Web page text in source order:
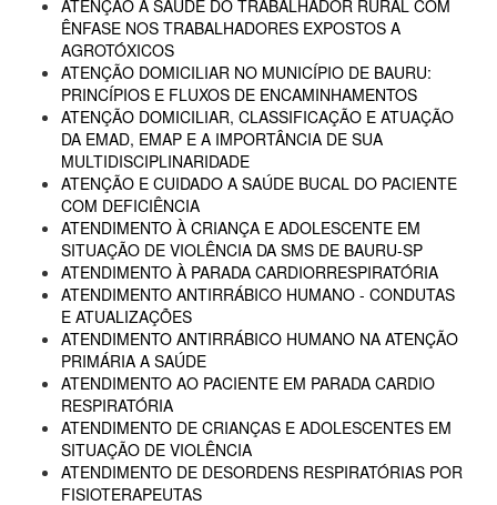
ATENÇÃO À SAÚDE DO TRABALHADOR RURAL COM
ÊNFASE NOS TRABALHADORES EXPOSTOS A
AGROTÓXICOS
ATENÇÃO DOMICILIAR NO MUNICÍPIO DE BAURU:
PRINCÍPIOS E FLUXOS DE ENCAMINHAMENTOS
ATENÇÃO DOMICILIAR, CLASSIFICAÇÃO E ATUAÇÃO
DA EMAD, EMAP E A IMPORTÂNCIA DE SUA
MULTIDISCIPLINARIDADE
ATENÇÃO E CUIDADO A SAÚDE BUCAL DO PACIENTE
COM DEFICIÊNCIA
ATENDIMENTO À CRIANÇA E ADOLESCENTE EM
SITUAÇÃO DE VIOLÊNCIA DA SMS DE BAURU-SP
ATENDIMENTO À PARADA CARDIORRESPIRATÓRIA
ATENDIMENTO ANTIRRÁBICO HUMANO - CONDUTAS
E ATUALIZAÇÕES
ATENDIMENTO ANTIRRÁBICO HUMANO NA ATENÇÃO
PRIMÁRIA A SAÚDE
ATENDIMENTO AO PACIENTE EM PARADA CARDIO
RESPIRATÓRIA
ATENDIMENTO DE CRIANÇAS E ADOLESCENTES EM
SITUAÇÃO DE VIOLÊNCIA
ATENDIMENTO DE DESORDENS RESPIRATÓRIAS POR
FISIOTERAPEUTAS